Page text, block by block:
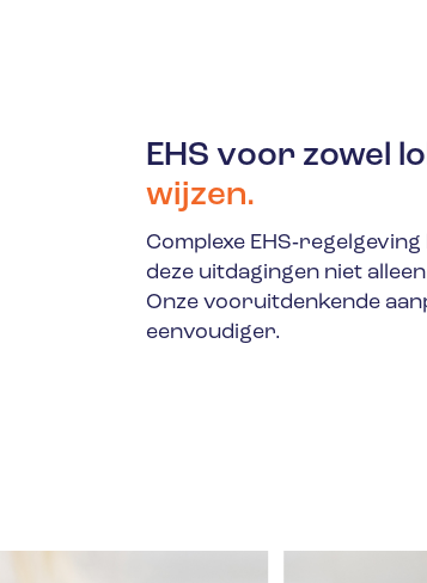
EHS voor zowel
wijzen.
Complexe
deze uitdagingen niet
Onze vooruitdenkende
eenvoudiger.